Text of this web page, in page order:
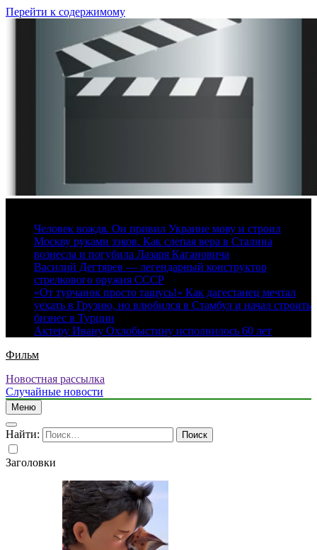
Перейти к содержимому
Человек вождя. Он привил Украине мову и строил
Москву руками зэков. Как слепая вера в Сталина
вознесла и погубила Лазаря Кагановича
Василий Дегтярев — легендарный конструктор
стрелкового оружия СССР
«От турчанок просто тащусь!» Как дагестанец мечтал
уехать в Грузию, но влюбился в Стамбул и начал строить
бизнес в Турции
Актеру Ивану Охлобыстину исполнилось 60 лет
Фильм
Новостная рассылка
Случайные новости
Меню
Найти:
Заголовки